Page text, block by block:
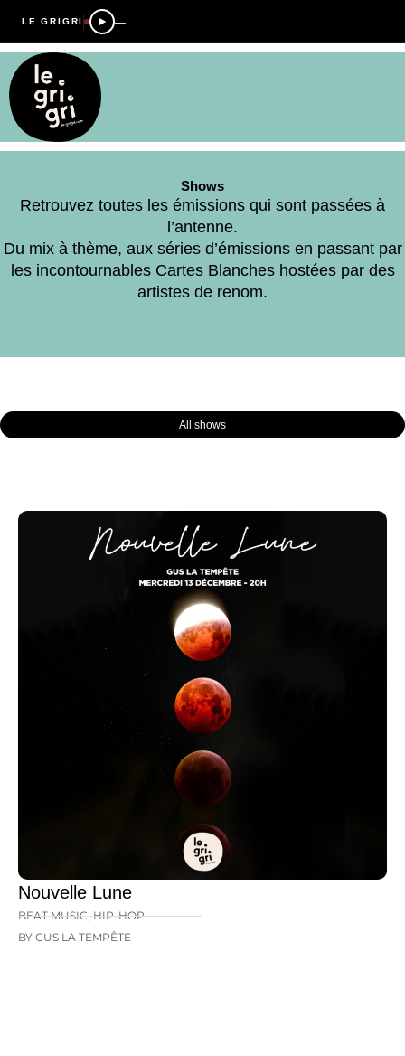
LE GRIGRI —
Shows
Retrouvez toutes les émissions qui sont passées à
l’antenne.
Du mix à thème, aux séries d’émissions en passant par
les incontournables Cartes Blanches hostées par des
artistes de renom.
All shows
Nouvelle Lune
BEAT MUSIC,HIP-HOP
BY GUS LA TEMPÊTE
PagePagePagePage Page